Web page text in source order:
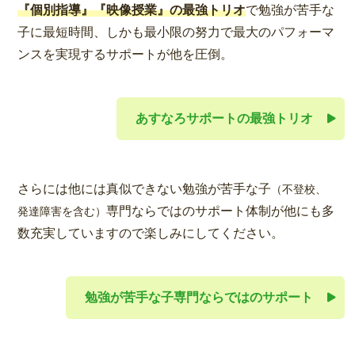
『個別指導』『映像授業』の最強トリオで勉強が苦手な
子に最短時間、しかも最小限の努力で最大のパフォーマ
ンスを実現するサポートが他を圧倒。
あすなろサポートの最強トリオ
さらには他には真似できない勉強が苦手な子 （不登校、
発達障害を含む）専門ならではのサポート体制が他にも多
数充実していますので楽しみにしてください。
勉強が苦手な子専門ならではのサポート